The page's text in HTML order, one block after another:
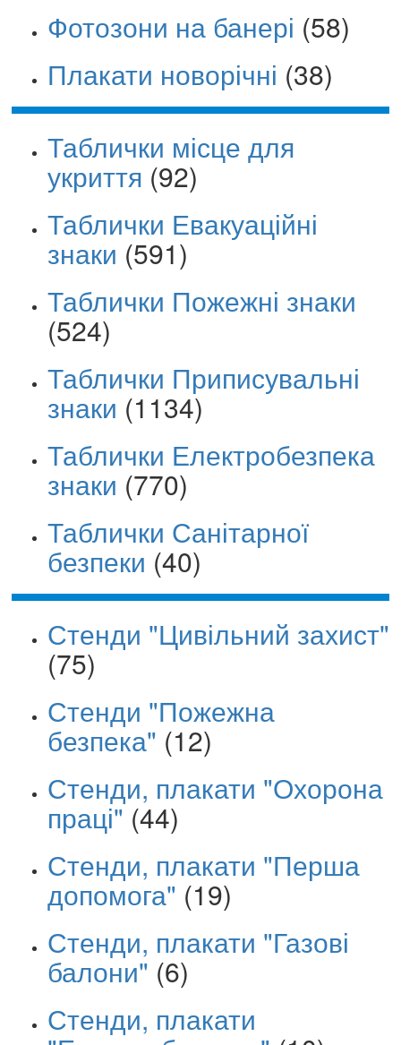
Фотозони на банері (58)
Плакати новорічні (38)
Таблички місце для
укриття (92)
Таблички Евакуаційні
знаки (591)
Таблички Пожежні знаки
(524)
Таблички Приписувальні
знаки (1134)
Таблички Електробезпека
знаки (770)
Таблички Санітарної
безпеки (40)
Стенди "Цивільний захист"
(75)
Стенди "Пожежна
безпека" (12)
Стенди, плакати "Охорона
праці" (44)
Стенди, плакати "Перша
допомога" (19)
Стенди, плакати "Газові
балони" (6)
Стенди, плакати